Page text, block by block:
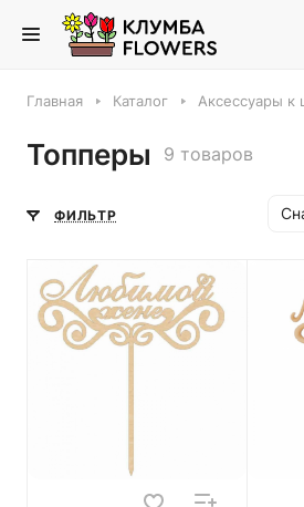
Главная Каталог Аксессуары к
Топперы 9 товаров
ФИЛЬТР